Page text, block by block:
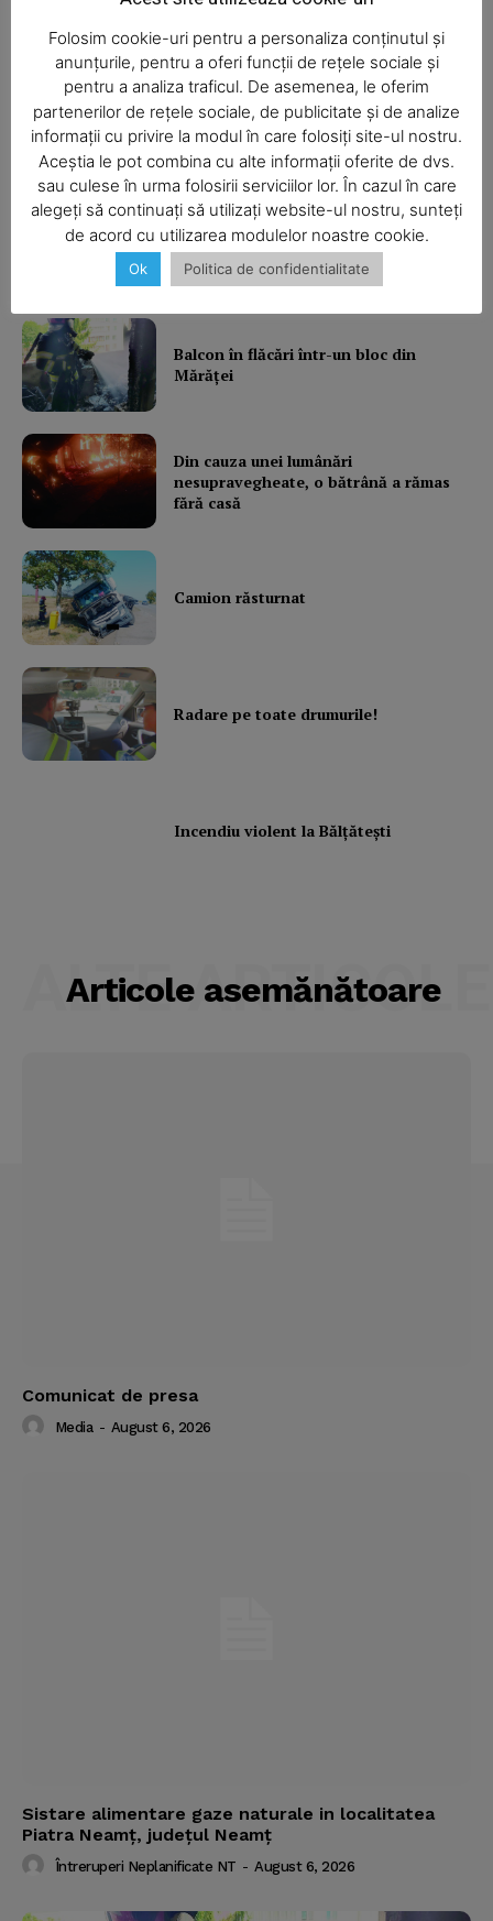
SUBSCRIBE NOW
Company
About
Contact us
Subscription Plans
My account
Ultimele ştiri
Balcon în flăcări într-un bloc din
Mărăţei
Din cauza unei lumânări
nesupravegheate, o bătrână a rămas
fără casă
Camion răsturnat
Radare pe toate drumurile!
Incendiu violent la Bălţăteşti
Articole asemănătoare
ALTE ARTICOLE
Comunicat de presa
Media - August 6, 2026
Sistare alimentare gaze naturale in localitatea
Piatra Neamț, județul Neamț
Întreruperi Neplanificate NT - August 6, 2026
Folosim cookie-uri pentru a personaliza conținutul și
anunțurile, pentru a oferi funcții de rețele sociale și
pentru a analiza traficul. De asemenea, le oferim
partenerilor de rețele sociale, de publicitate și de analize
informații cu privire la modul în care folosiți site-ul nostru.
Aceștia le pot combina cu alte informații oferite de dvs.
sau culese în urma folosirii serviciilor lor. În cazul în care
alegeți să continuați să utilizați website-ul nostru, sunteți
de acord cu utilizarea modulelor noastre cookie.
Ok Politica de confidentialitate